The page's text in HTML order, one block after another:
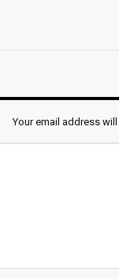
Your email address